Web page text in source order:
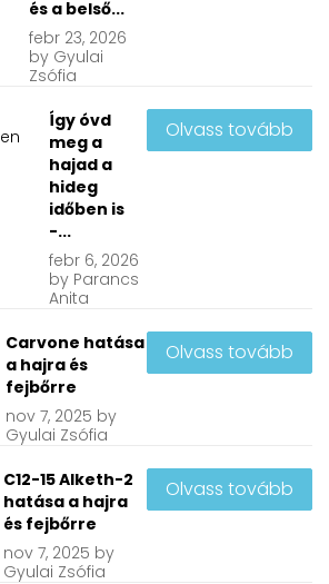
és a belső...
febr 23, 2026
by Gyulai
Zsófia
Így óvd
meg a
hajad a
hideg
időben is
-...
febr 6, 2026
by Parancs
Anita
Olvass tovább
Carvone hatása
a hajra és
fejbőrre
nov 7, 2025 by
Gyulai Zsófia
Olvass tovább
C12-15 Alketh-2
hatása a hajra
és fejbőrre
nov7, 2025 by
Gyulai Zsófia
Olvass tovább